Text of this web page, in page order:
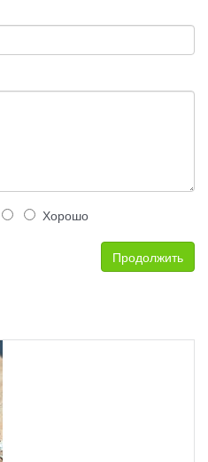
Хорошо
Продолжить